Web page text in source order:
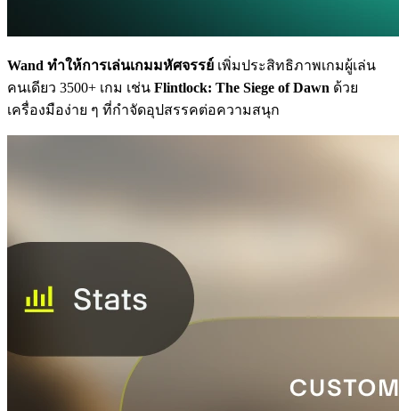
Wand ทำให้การเล่นเกมมหัศจรรย์ เพิ่มประสิทธิภาพเกมผู้เล่น
คนเดียว 3500+ เกม เช่น Flintlock: The Siege of Dawn ด้วย
เครื่องมือง่าย ๆ ที่กำจัดอุปสรรคต่อความสนุก